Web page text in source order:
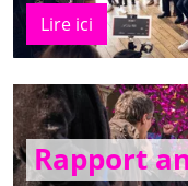
Lire ici
Rapport